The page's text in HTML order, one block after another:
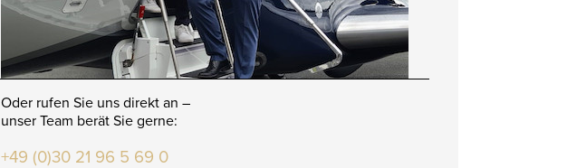
Oder rufen Sie uns direkt an –
unser Team berät Sie gerne:
+49 (0)30 21 96 5 69 0